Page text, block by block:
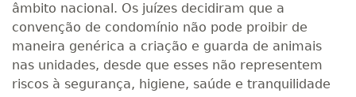
âmbito nacional. Os juízes decidiram que a
convenção de condomínio não pode proibir de
maneira genérica a criação e guarda de animais
nas unidades, desde que esses não representem
riscos à segurança, higiene, saúde e tranquilidade